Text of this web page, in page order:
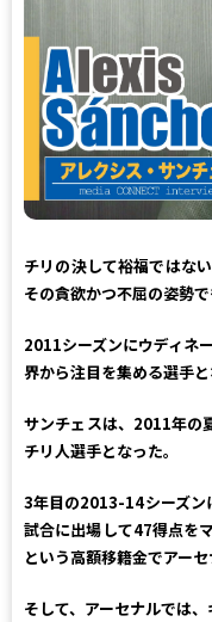
チリの決して裕福ではな
その貪欲かつ不屈の姿勢
2011シーズンにウディネ
界から注目を集める選手と
サンチェスは、2011年の
チリ人選手となった。
3年目の2013-14シーズン
試合に出場して47得点を
という高額移籍金でアーセ
そして、アーセナルでは